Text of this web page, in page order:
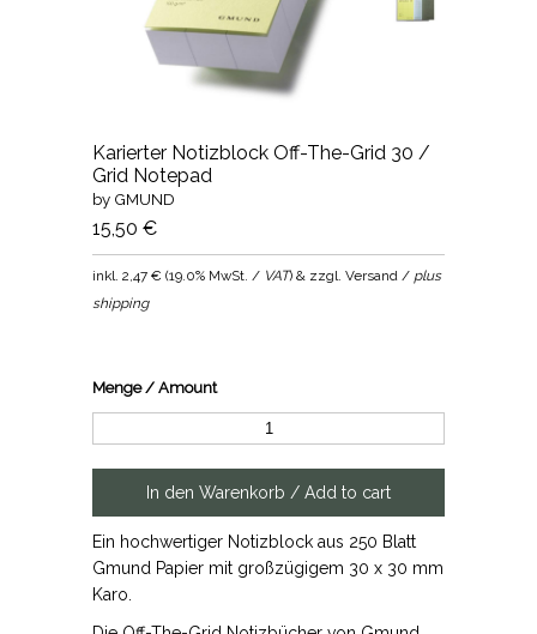
Karierter Notizblock Off-The-Grid 30 /
Grid Notepad
by GMUND
15,50 €
inkl.2,47 € (19.0% MwSt. / VAT) & zzgl. Versand / plus
shipping
Menge / Amount
Ein hochwertiger Notizblock aus 250 Blatt
Gmund Papier mit großzügigem 30 x 30 mm
Karo.